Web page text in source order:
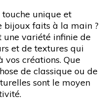
unique et
bijoux faits à la main ?
une variété infinie de
et de textures qui
vos créations. Que
de classique ou de
sont le moyen